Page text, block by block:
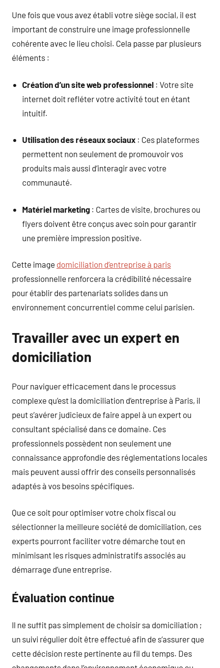
Une fois que vous avez établi votre siège social, il est
important de construire une image professionnelle
cohérente avec le lieu choisi. Cela passe par plusieurs
éléments :
Création d’un site web professionnel : Votre site
internet doit refléter votre activité tout en étant
intuitif.
Utilisation des réseaux sociaux : Ces plateformes
permettent non seulement de promouvoir vos
produits mais aussi d’interagir avec votre
communauté.
Matériel marketing : Cartes de visite, brochures ou
flyers doivent être conçus avec soin pour garantir
une première impression positive.
Cette image domiciliation d’entreprise à paris
professionnelle renforcera la crédibilité nécessaire
pour établir des partenariats solides dans un
environnement concurrentiel comme celui parisien.
Travailler avec un expert en
domiciliation
Pour naviguer efficacement dans le processus
complexe qu’est la domiciliation d’entreprise à Paris, il
peut s’avérer judicieux de faire appel à un expert ou
consultant spécialisé dans ce domaine. Ces
professionnels possèdent non seulement une
connaissance approfondie des réglementations locales
mais peuvent aussi offrir des conseils personnalisés
adaptés à vos besoins spécifiques.
Que ce soit pour optimiser votre choix fiscal ou
sélectionner la meilleure société de domiciliation, ces
experts pourront faciliter votre démarche tout en
minimisant les risques administratifs associés au
démarrage d’une entreprise.
Évaluation continue
Il ne suffit pas simplement de choisir sa domiciliation ;
un suivi régulier doit être effectué afin de s’assurer que
cette décision reste pertinente au fil du temps. Des